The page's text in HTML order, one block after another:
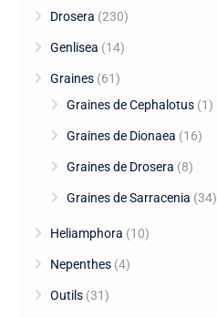
Drosera (230)
Genlisea (14)
Graines (61)
Graines de Cephalotus (1)
Graines de Dionaea (16)
Graines de Drosera (8)
Graines de Sarracenia (34)
Heliamphora (10)
Nepenthes (4)
Outils (31)